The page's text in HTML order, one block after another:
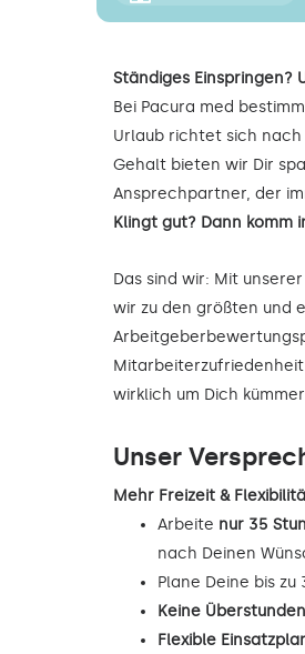
Ständiges Einspringen?
Bei Pacura med
Urlaub richtet sich
Gehalt bieten wir Dir
Ansprechpartner, der
Klingt gut? Dann komm
Das sind wir: Mit
wir zu den größten und
wirklich um Dich
Unser
Mehr Freizeit &
Arbeite nur 35
nach Deinen
Plane Deine bis
Keine Überstunden
Flexible